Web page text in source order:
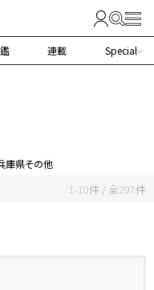
連載 Special
庫県その他
1-10件 / 全297件